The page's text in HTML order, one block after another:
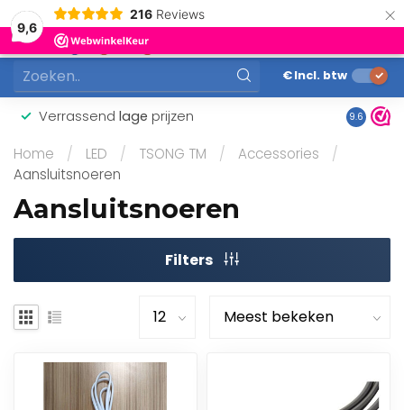
9,6
216 Reviews ×
MENU
0
€Incl. btw
Verrassend lage prijzen 9.6
Home / LED / TSONG TM / Accessories
/
Aansluitsnoeren
Aansluitsnoeren
Filters